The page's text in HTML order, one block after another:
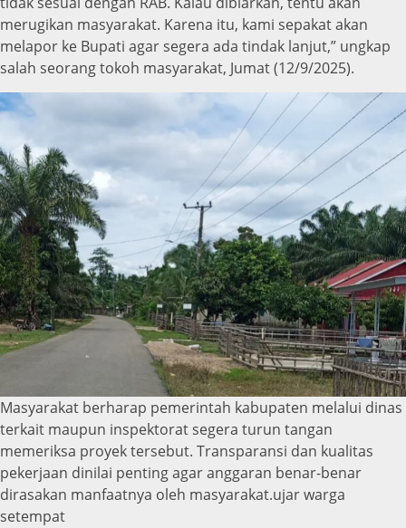
merugikan masyarakat. Karena itu, kami sepakat akan
melapor ke Bupati agar segera ada tindak lanjut,” ungkap
salah seorang tokoh masyarakat, Jumat (12/9/2025).
Masyarakat berharap pemerintah kabupaten melalui dinas
terkait maupun inspektorat segera turun tangan
memeriksa proyek tersebut. Transparansi dan kualitas
pekerjaan dinilai penting agar anggaran benar-benar
dirasakan manfaatnya oleh masyarakat.ujar warga
setempat